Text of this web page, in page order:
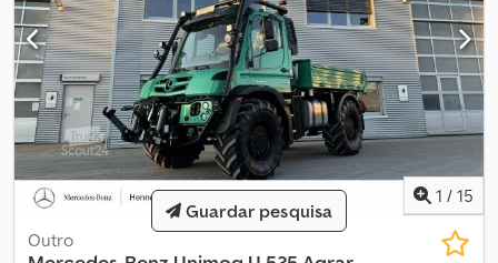
Sistema hidráulico para sistema de basculamento * LS-Hydraulic,
4 células, consumo contínuo separado, para lâminas de neve *
Depósito de óleo hidráulico, ampliado 2 Superestrutura * Sistema
de troca rápida para plataforma Outros * Direção confortável 2
Outros: * Possibilidade de aceitação e compra de veículos e
máquinas. * Preço de venda excluindo transporte e entrega. *
Sem responsabilidade por erros de impressão e escrita. * Erros,
alterações e vendas intermediárias reservadas. * Of
1 / 15
Outro
Guardar pesquisa